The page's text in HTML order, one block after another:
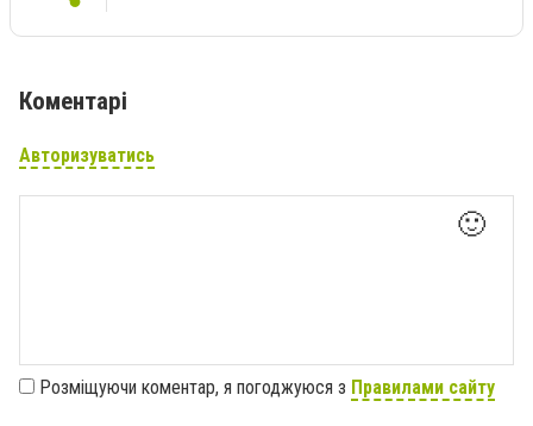
Коментарі
Авторизуватись
🙂
Розміщуючи коментар, я погоджуюся з Правилами сайту